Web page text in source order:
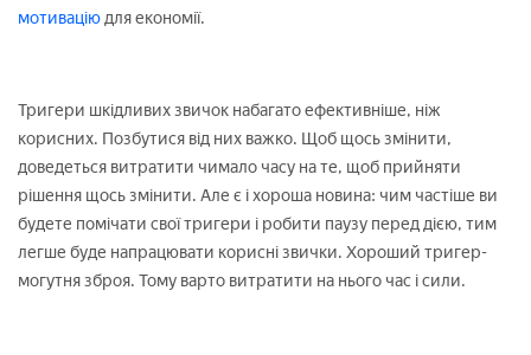
мотиваціюдля економії.
Тригери шкідливих звичок набагато ефективніше, ніж
корисних. Позбутися від них важко. Щоб щось змінити,
доведеться витратити чимало часу на те, щоб прийняти
рішення щось змінити. Але є і хороша новина: чим частіше ви
будете помічати свої тригери і робити паузу перед дією, тим
легше буде напрацювати корисні звички. Хороший тригер-
могутня зброя. Тому варто витратити на нього час і сили.